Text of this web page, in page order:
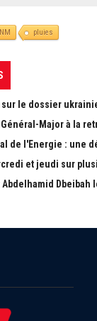
pluies
sur le dossier
Major à la
de l'Energie : une
et jeudi sur